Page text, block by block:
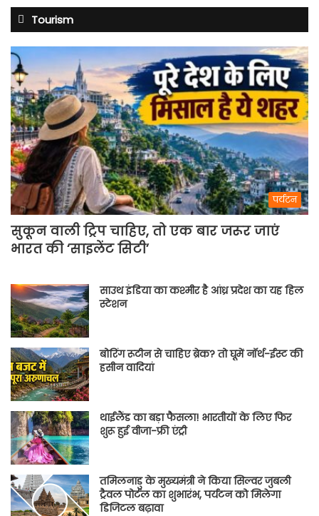
Tourism
पर्यटन
सुकून वाली ट्रिप चाहिए, तो एक बार जरूर जाएं
भारत की ‘साइलेंट सिटी’
साउथ इंडिया का कश्मीर है आंध्र प्रदेश का यह हिल
स्टेशन
बोरिंग रूटीन से चाहिए ब्रेक? तो घूमें नॉर्थ-ईस्ट की
हसीन वादियां
थाईलैंड का बड़ा फैसला! भारतीयों के लिए फिर
शुरू हुई वीजा-फ्री एंट्री
तमिलनाडु के मुख्यमंत्री ने किया सिल्वर जुबली
ट्रैवल पोर्टल का शुभारंभ, पर्यटन को मिलेगा
डिजिटल बढ़ावा